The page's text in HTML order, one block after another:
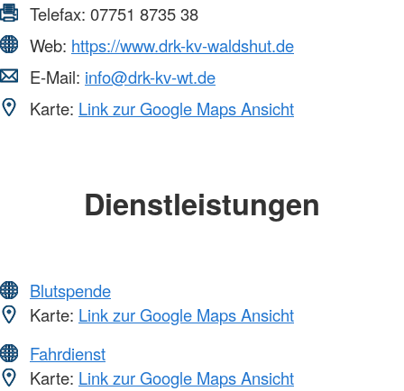
Telefax: 07751 8735 38
Web: https://www.drk-kv-waldshut.de
E-Mail: info@drk-kv-wt.de
Karte: Link zur Google Maps Ansicht
Dienstleistungen
Blutspende
Karte: Link zur Google Maps Ansicht
Fahrdienst
Karte: Link zur Google Maps Ansicht